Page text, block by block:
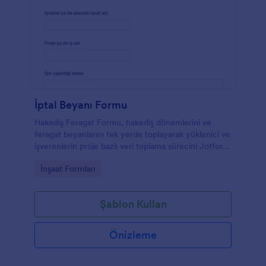
İptal Beyanı Formu
Hakediş Feragat Formu, hakediş dönemlerini ve
feragat beyanlarını tek yerde toplayarak yüklenici ve
işverenlerin proje bazlı veri toplama sürecini Jotform
Go to Category:
İnşaat Formları
Şablon Kullan
Önizleme